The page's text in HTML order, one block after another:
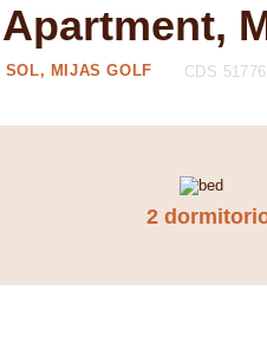
SOL, MIJAS GOLF CDS
2